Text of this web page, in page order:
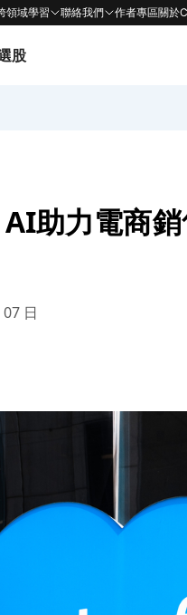
領域學習 聯絡我們 作者專區關於
股
AI助力電商
日